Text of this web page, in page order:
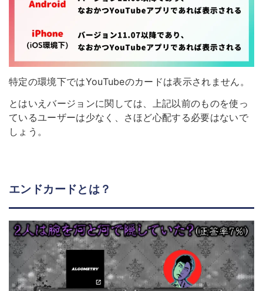
特定の環境下ではYouTubeのカードは表示されません。
とはいえバージョンに関しては、上記以前のものを使っ
ているユーザーは少なく、さほど心配する必要はないで
しょう。
エンドカードとは？